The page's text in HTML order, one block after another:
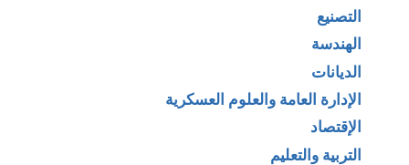
التصنيع
الهندسة
الديانات
الإدارة العامة والعلوم العسكرية
الإقتصاد
التربية والتعليم